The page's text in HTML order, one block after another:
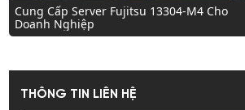
Cung Cấp Server Fujitsu 13304-M4 Cho
Doanh Nghiệp
THÔNG TIN LIÊN HỆ